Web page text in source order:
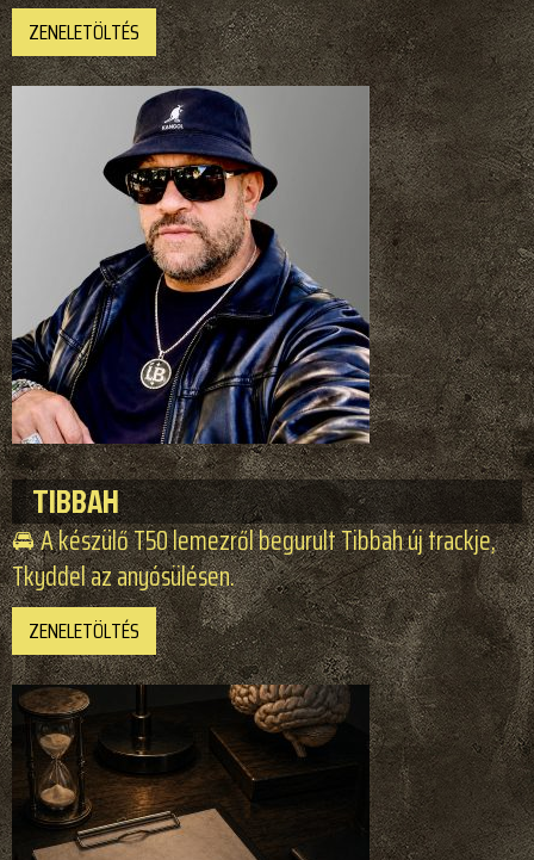
ZENELETÖLTÉS
TIBBAH
🚘 A készülő T50 lemezről begurult Tibbah új trackje,
Tkyddel az anyósülésen.
ZENELETÖLTÉS